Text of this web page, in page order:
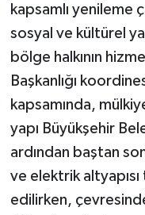
kapsamlı yenileme
sosyal ve kültürel
bölge halkının
Başkanlığı
kapsamında,
yapı Büyükşehir
ardından baştan
ve elektrik
edilirken,